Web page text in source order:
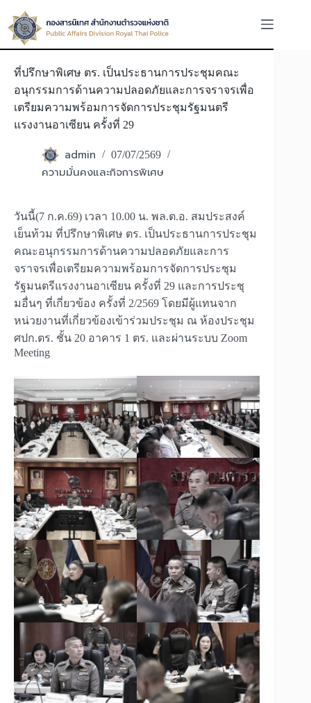
to
content
ที่ปรึกษาพิเศษ ตร. เป็นประธานการประชุมคณะ
อนุกรรมการด้านความปลอดภัยและการจราจรเพื่อ
เตรียมความพร้อมการจัดการประชุมรัฐมนตรี
แรงงานอาเซียน ครั้งที่ 29
admin 07/07/2569
ความมั่นคงและกิจการพิเศษ
วันนี้(7 ก.ค.69) เวลา 10.00 น. พล.ต.อ. สมประสงค์
เย็นท้วม ที่ปรึกษาพิเศษ ตร. เป็นประธานการประชุม
คณะอนุกรรมการด้านความปลอดภัยและการ
จราจรเพื่อเตรียมความพร้อมการจัดการประชุม
รัฐมนตรีแรงงานอาเซียน ครั้งที่ 29 และการประชุ
มอื่นๆ ที่เกี่ยวข้อง ครั้งที่ 2/2569 โดยมีผู้แทนจาก
หน่วยงานที่เกี่ยวข้องเข้าร่วมประชุม ณ ห้องประชุม
ศปก.ตร. ชั้น 20 อาคาร 1 ตร. และผ่านระบบ Zoom
Meeting